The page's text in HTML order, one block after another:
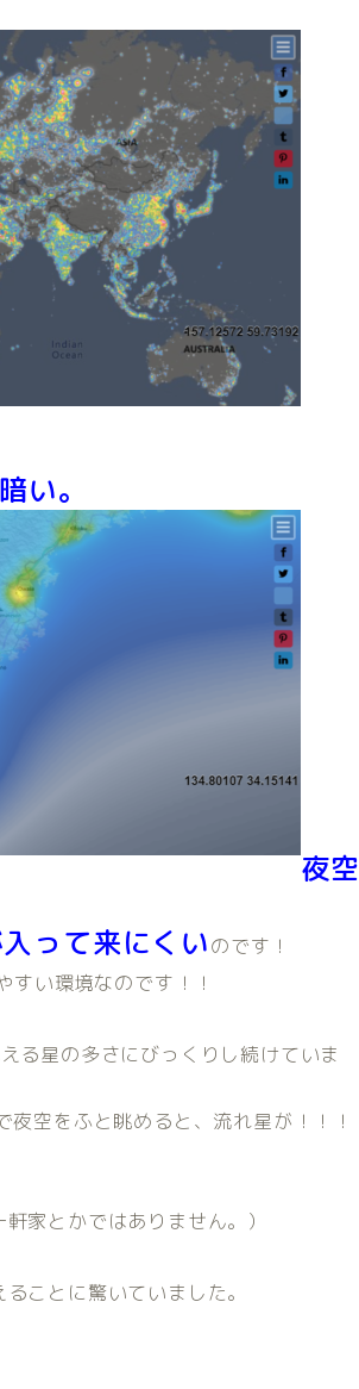
い。
夜空
って来にくいのです！
すい環境なのです！！
る星の多さにびっくりし続けていま
空をふと眺めると、流れ星が！！！
家とかではありません。）
ことに驚いていました。